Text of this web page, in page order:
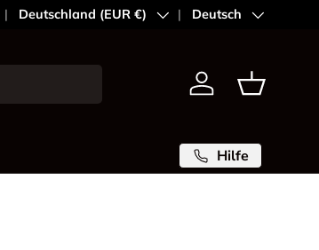
Land/Region
Deutschland (EUR €) SpracheDeutsch
Einloggen
Hilfe